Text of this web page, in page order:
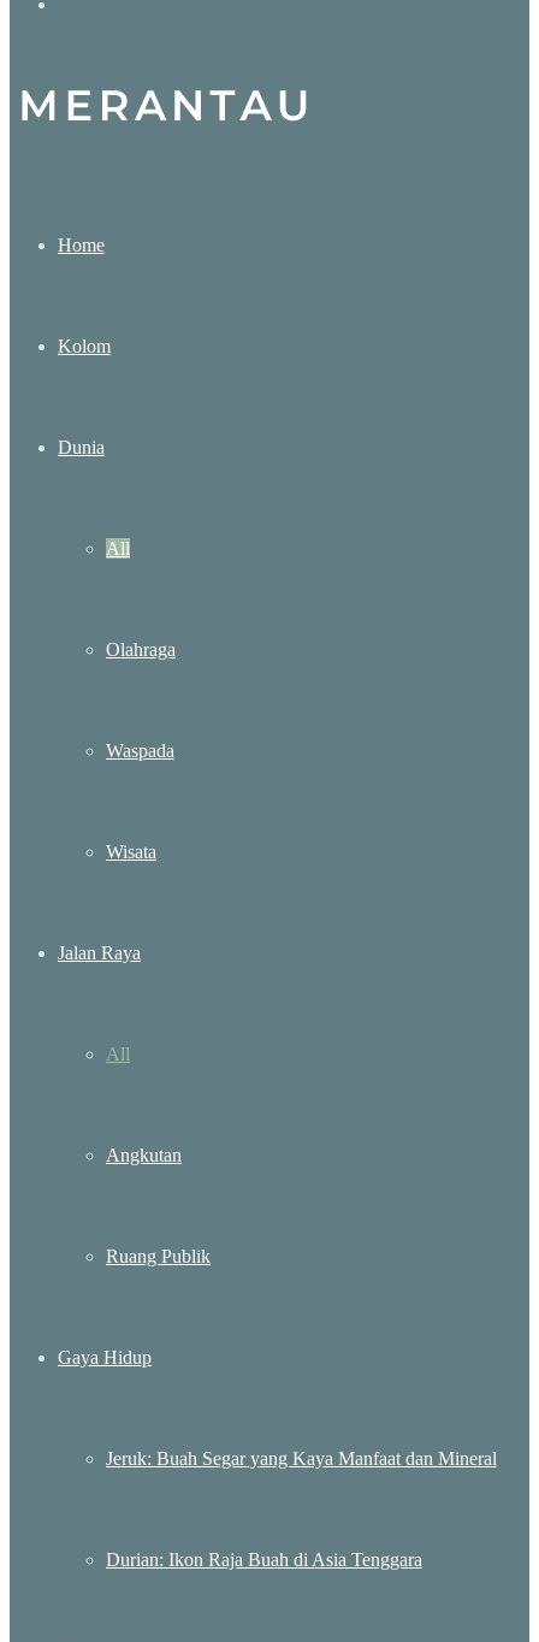
for
Home
Kolom
Dunia
All
Olahraga
Waspada
Wisata
Jalan Raya
All
Angkutan
Ruang Publik
Gaya Hidup
Jeruk: Buah Segar yang Kaya Manfaat dan Mineral
Durian: Ikon Raja Buah di Asia Tenggara